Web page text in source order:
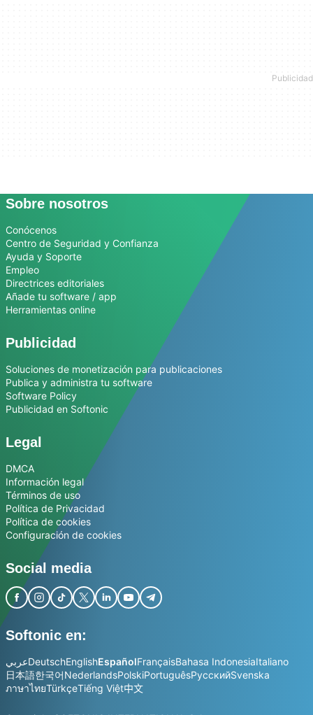
Sobre nosotros
Conócenos
Centro de Seguridad y Confianza
Ayuda y Soporte
Empleo
Directrices editoriales
Añade tu software / app
Herramientas online
Publicidad
Soluciones de monetización para publicaciones
Publica y administra tu software
Software Policy
Publicidad en Softonic
Legal
DMCA
Información legal
Términos de uso
Política de Privacidad
Política de cookies
Configuración de cookies
Social media
Softonic en:
عربيDeutschEnglishEspañolFrançaisBahasa IndonesiaItaliano
日本語한국어NederlandsPolskiPortuguêsРусскийSvenska
ภาษาไทยTürkçeTiếng Việt中文